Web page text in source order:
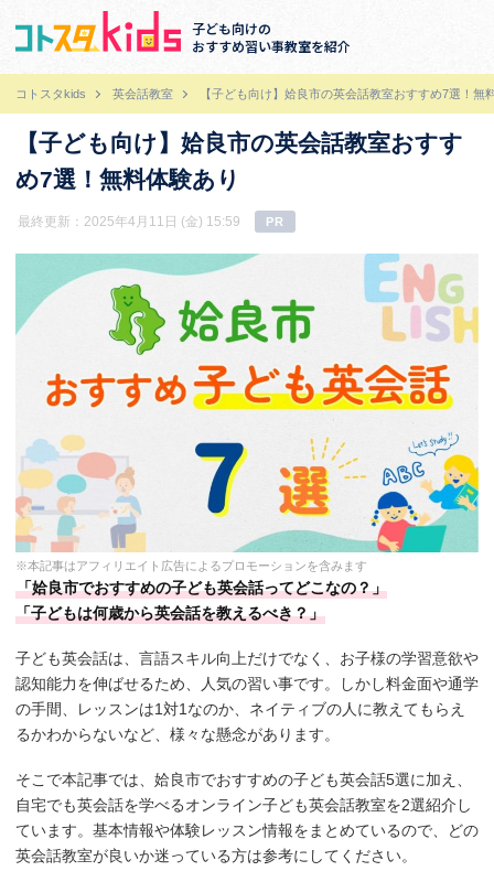
子ども向けの
おすすめ習い事教室を紹介
コトスタkids 英会話教室 【子ども向け】姶良市の英会話教室おすすめ7選！無
【子ども向け】姶良市の英会話教室おすす
め7選！無料体験あり
最終更新：2025年4月11日 (金) 15:59 PR
※本記事はアフィリエイト広告によるプロモーションを含みます
「姶良市でおすすめの子ども英会話ってどこなの？」
「子どもは何歳から英会話を教えるべき？」
子ども英会話は、言語スキル向上だけでなく、お子様の学習意欲や
認知能力を伸ばせるため、人気の習い事です。しかし料金面や通学
の手間、レッスンは1対1なのか、ネイティブの人に教えてもらえ
るかわからないなど、様々な懸念があります。
そこで本記事では、姶良市でおすすめの子ども英会話5選に加え、
自宅でも英会話を学べるオンライン子ども英会話教室を2選紹介し
ています。基本情報や体験レッスン情報をまとめているので、どの
英会話教室が良いか迷っている方は参考にしてください。